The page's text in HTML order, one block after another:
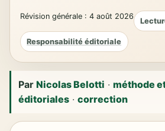
Révision générale : 4 août 2026
Responsabilité éditoriale
ParNicolas Belotti ·méthode
éditoriales ·correction